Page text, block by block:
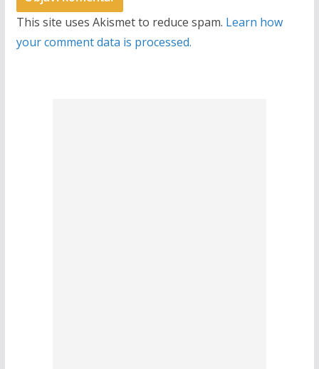
This site uses Akismet to reduce spam. Learn how
your comment data is processed.